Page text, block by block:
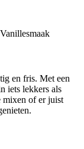
en fris. Met een
iets lekkers als
mixen of er juist